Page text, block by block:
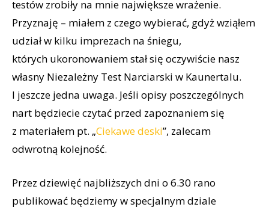
testów zrobiły na mnie największe wrażenie.
Przyznaję – miałem z czego wybierać, gdyż wziąłem
udział w kilku imprezach na śniegu,
których ukoronowaniem stał się oczywiście nasz
własny Niezależny Test Narciarski w Kaunertalu.
I jeszcze jedna uwaga. Jeśli opisy poszczególnych
nart będziecie czytać przed zapoznaniem się
z materiałem pt. „Ciekawe deski”, zalecam
odwrotną kolejność.
Przez dziewięć najbliższych dni o 6.30 rano
publikować będziemy w specjalnym dziale